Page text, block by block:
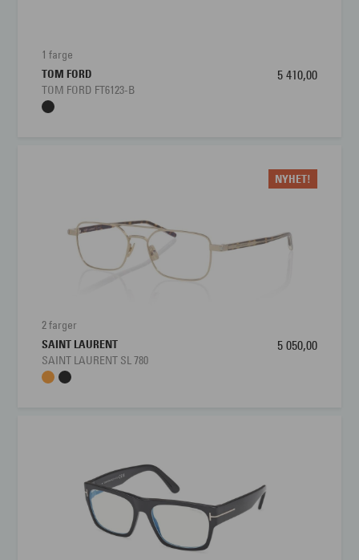
Bredde glass 56 mm
1 farge
TOM FORD
TOM FORD FT6123-B
5 410,00
NYHET!
2 farger
SAINT LAURENT
SAINT LAURENT SL 780
5 050,00